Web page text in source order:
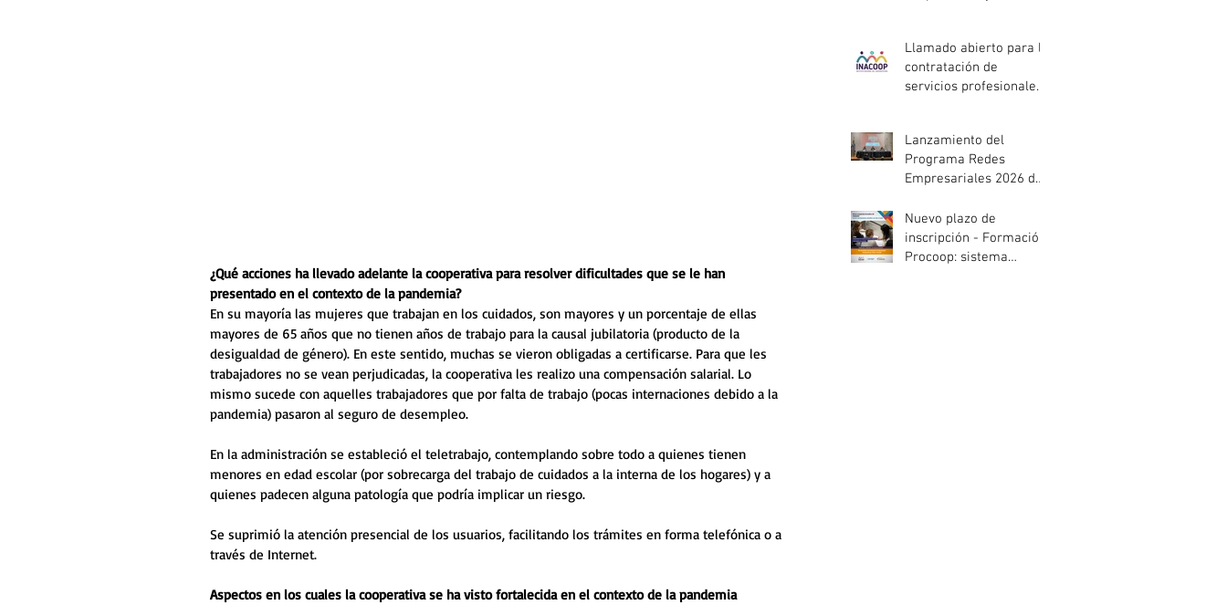
¿Qué acciones ha llevado adelante la cooperativa para resolver dificultades que se le han
presentado en el contexto de la pandemia?
En su mayoría las mujeres que trabajan en los cuidados, son mayores y un porcentaje de ellas
mayores de 65 años que no tienen años de trabajo para la causal jubilatoria (producto de la
desigualdad de género). En este sentido, muchas se vieron obligadas a certificarse. Para que les
trabajadores no se vean perjudicadas, la cooperativa les realizo una compensación salarial. Lo
mismo sucede con aquelles trabajadores que por falta de trabajo (pocas internaciones debido a la
pandemia) pasaron al seguro de desempleo.
En la administración se estableció el teletrabajo, contemplando sobre todo a quienes tienen
menores en edad escolar (por sobrecarga del trabajo de cuidados a la interna de los hogares) y a
quienes padecen alguna patología que podría implicar un riesgo.
Se suprimió la atención presencial de los usuarios, facilitando los trámites en forma telefónica o a
través de Internet.
Aspectos en los cuales la cooperativa se ha visto fortalecida en el contexto de la pandemia
afectadas por el
temporal
Llamado abierto para la
contratación de
servicios profesionales
Lanzamiento del
Programa Redes
Empresariales 2026 de
Nuevo plazo de
inscripción - Formación
Procoop: sistema